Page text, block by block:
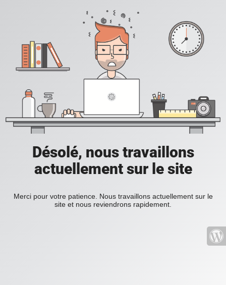
Désolé, nous travaillons
actuellement sur le site
Merci pour votre patience. Nous travaillons actuellement sur le
site et nous reviendrons rapidement.